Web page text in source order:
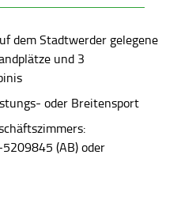
dem Stadtwerder gelegene
und 3
oder Breitensport
(AB) oder